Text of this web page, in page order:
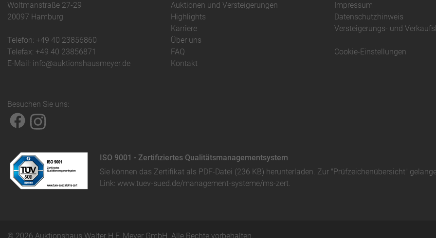
Woltmanstraße 27-29
20097 Hamburg
Telefon: +49 40 23856860
Telefax: +49 40 23856871
E-Mail: info@auktionshausmeyer.de
Auktionen und Versteigerungen
Highlights
Karriere
Über uns
FAQ
Kontakt
Impressum
Datenschutzhinweis
Versteigerungs- und
Cookie-Einstellungen
Besuchen Sie uns:
ISO 9001 - Zertifiziertes Qualitätsmanagementsystem
Sie können das Zertifikat als PDF-Datei (236 KB) herunterladen. Zur "Prüfzeichenübersicht"
Link: www.tuev-sued.de/management-systeme/ms-zert.
© 2026 Auktionshaus Walter H.F. Meyer GmbH. Alle Rechte vorbehalten.